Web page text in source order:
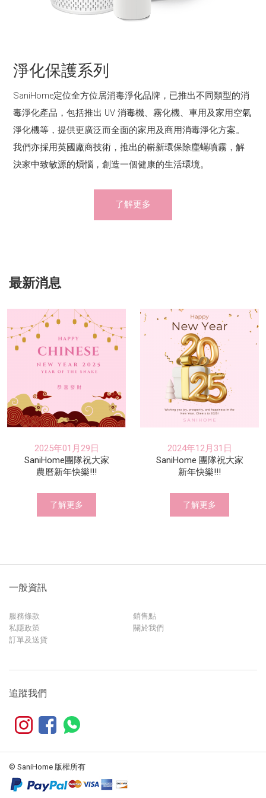
淨化保護系列
SaniHome定位全方位居消毒淨化品牌，已推出不同類型的消
毒淨化產品，包括推出 UV 消毒機、霧化機、車用及家用空氣
淨化機等，提供更廣泛而全面的家用及商用消毒淨化方案。
我們亦採用英國廠商技術，推出的嶄新環保除塵蟎噴霧，解
決家中致敏源的煩惱，創造一個健康的生活環境。
了解更多
最新消息
2025年01月29日
SaniHome團隊祝大家
農曆新年快樂!!!
了解更多
2024年12月31日
SaniHome 團隊祝大家
新年快樂!!!
了解更多
一般資訊
服務條款
私隱政策
訂單及送貨
銷售點
關於我們
追蹤我們
© SaniHome 版權所有